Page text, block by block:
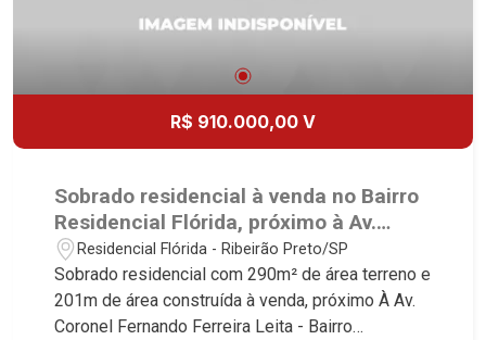
R$ 910.000,00 V
Sobrado residencial à venda no Bairro
Residencial Flórida, próximo à Av.
Coronel Fernando Ferreira Leite -
Ribeirão Preto/SP.
Residencial Flórida - Ribeirão Preto/SP
Sobrado residencial com 290m² de área terreno e
201m de área construída à venda, próximo À Av.
Coronel Fernando Ferreira Leita - Bairro